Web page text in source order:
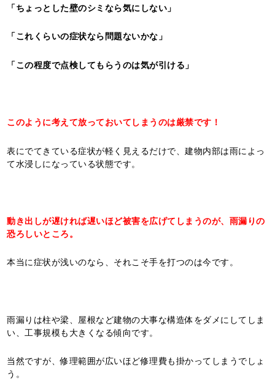
「ちょっとした壁のシミなら気にしない」
「これくらいの症状なら問題ないかな」
「この程度で点検してもらうのは気が引ける」
このように考えて放っておいてしまうのは厳禁です！
表にでてきている症状が軽く見えるだけで、建物内部は雨によっ
て水浸しになっている状態です。
動き出しが遅ければ遅いほど被害を広げてしまうのが、雨漏りの
恐ろしいところ。
本当に症状が浅いのなら、それこそ手を打つのは今です。
雨漏りは柱や梁、屋根など建物の大事な構造体をダメにしてしま
い、工事規模も大きくなる傾向です。
当然ですが、修理範囲が広いほど修理費も掛かってしまうでしょ
う。